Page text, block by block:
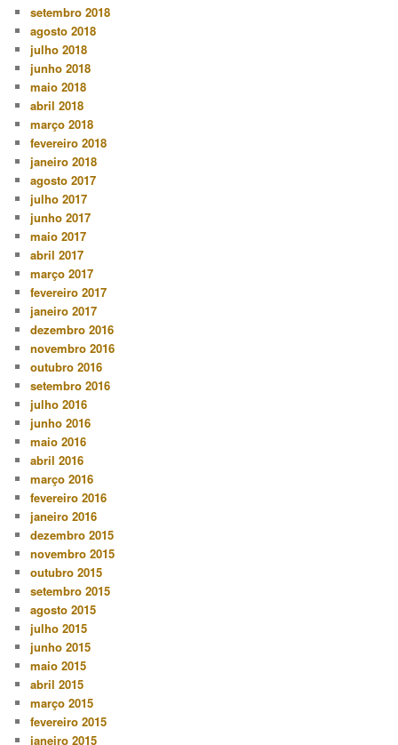
setembro 2018
agosto 2018
julho 2018
junho 2018
maio 2018
abril 2018
março 2018
fevereiro 2018
janeiro 2018
agosto 2017
julho 2017
junho 2017
maio 2017
abril 2017
março 2017
fevereiro 2017
janeiro 2017
dezembro 2016
novembro 2016
outubro 2016
setembro 2016
julho 2016
junho 2016
maio 2016
abril 2016
março 2016
fevereiro 2016
janeiro 2016
dezembro 2015
novembro 2015
outubro 2015
setembro 2015
agosto 2015
julho 2015
junho 2015
maio 2015
abril 2015
março 2015
fevereiro 2015
janeiro 2015